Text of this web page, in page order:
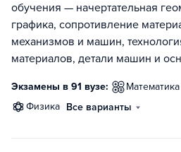
обучения — начертательная
графика, сопротивление
механизмов и машин,
материалов, детали машин и
Экзамены в 91 вузе: математика
физика Все варианты